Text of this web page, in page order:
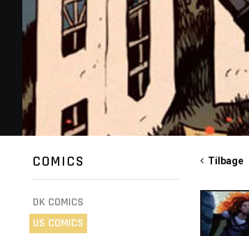
COMICS
DK COMICS
US COMICS
Tilbage